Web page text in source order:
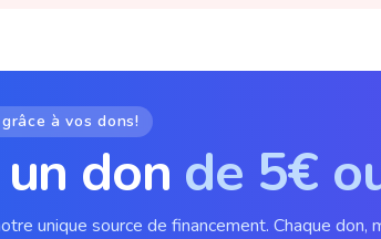
à vos dons!
don de 5€
unique source de financement. Chaque